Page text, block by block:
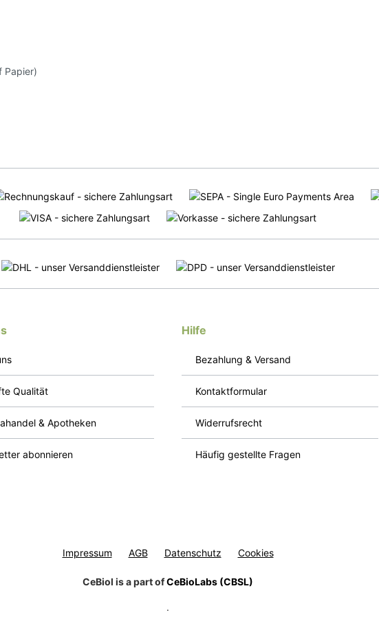
Papier)
Qualität
& Apotheken
abonnieren
Hilfe
Bezahlung & Versand
Kontaktformular
Widerrufsrecht
Häufig gestellte Fragen
Impressum AGB Datenschutz Cookies
CeBiol is a part ofCeBioLabs (CBSL)
.